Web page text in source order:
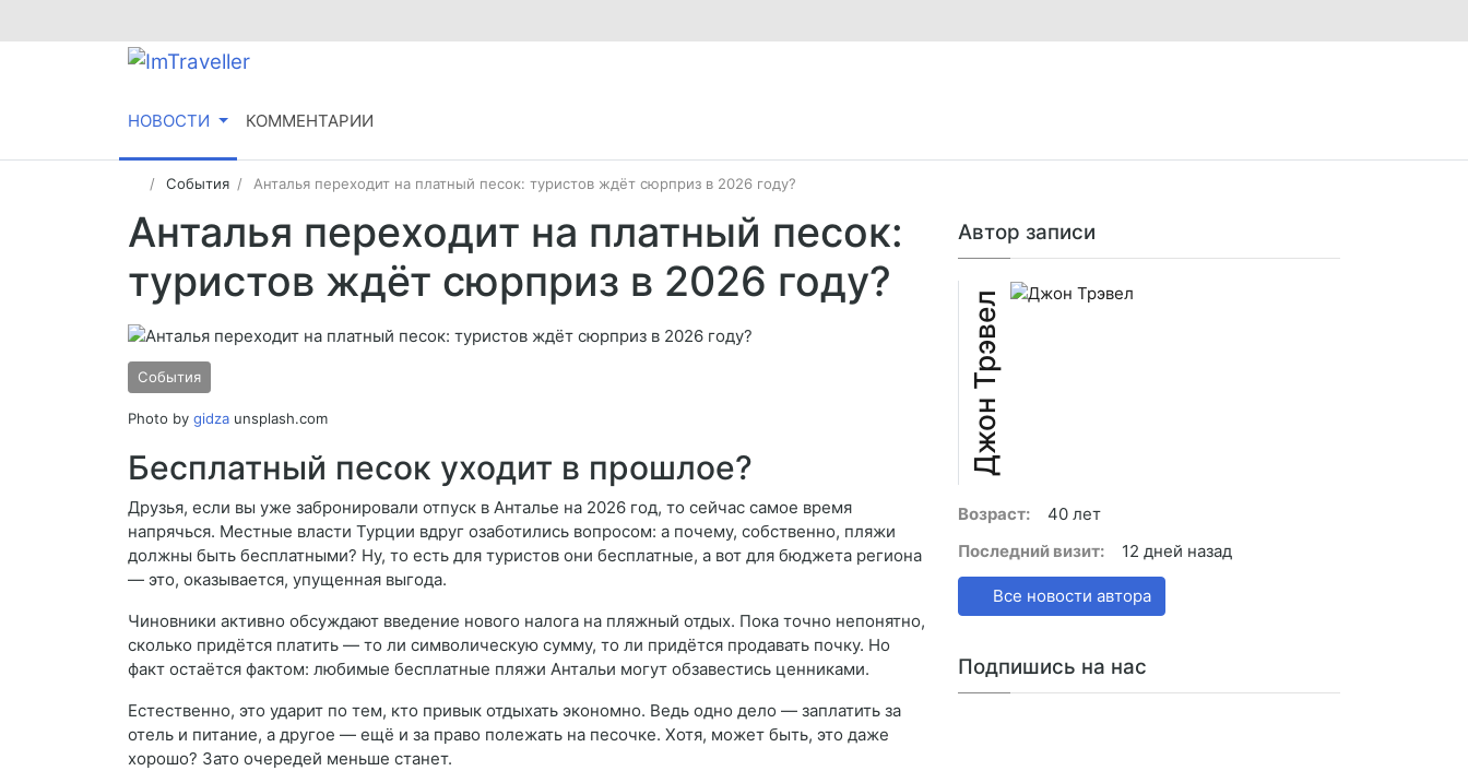
НОВОСТИ КОММЕНТАРИИ
События Анталья переходит на платный песок: туристов ждёт сюрприз в 2026 году?
Анталья переходит на платный песок:
туристов ждёт сюрприз в 2026 году?
События
Photo by gidza unsplash.com
Бесплатный песок уходит в прошлое?
Друзья, если вы уже забронировали отпуск в Анталье на 2026 год, то сейчас самое время
напрячься. Местные власти Турции вдруг озаботились вопросом: а почему, собственно, пляжи
должны быть бесплатными? Ну, то есть для туристов они бесплатные, а вот для бюджета региона
— это, оказывается, упущенная выгода.
Чиновники активно обсуждают введение нового налога на пляжный отдых. Пока точно непонятно,
сколько придётся платить — то ли символическую сумму, то ли придётся продавать почку. Но
факт остаётся фактом: любимые бесплатные пляжи Антальи могут обзавестись ценниками.
Естественно, это ударит по тем, кто привык отдыхать экономно. Ведь одно дело — заплатить за
отель и питание, а другое — ещё и за право полежать на песочке. Хотя, может быть, это даже
хорошо? Зато очередей меньше станет.
Автор записи
Джон Трэвел
Возраст:
40 лет
Последний визит:
12 дней назад
Все новости автора
Подпишись на нас